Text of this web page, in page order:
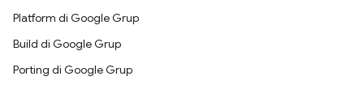
Platform di Google Grup
Build di Google Grup
Porting di Google Grup